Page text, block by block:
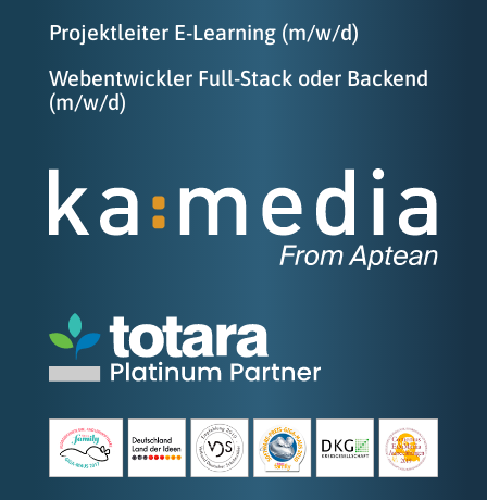
Projektleiter E-Learning (m/w/d)
Webentwickler Full-Stack oder Backend
(m/w/d)